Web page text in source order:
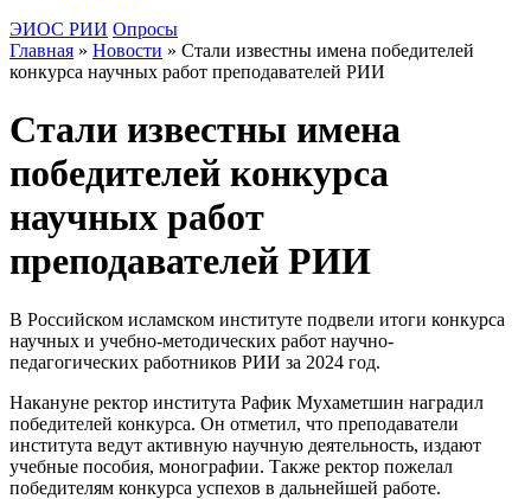
ЭИОС РИИ Опросы
Главная » Новости » Стали известны имена победителей
конкурса научных работ преподавателей РИИ
Стали известны имена
победителей конкурса
научных работ
преподавателей РИИ
В Российском исламском институте подвели итоги конкурса
научных и учебно-методических работ научно-
педагогических работников РИИ за 2024 год.
Накануне ректор института Рафик Мухаметшин наградил
победителей конкурса. Он отметил, что преподаватели
института ведут активную научную деятельность, издают
учебные пособия, монографии. Также ректор пожелал
победителям конкурса успехов в дальнейшей работе.